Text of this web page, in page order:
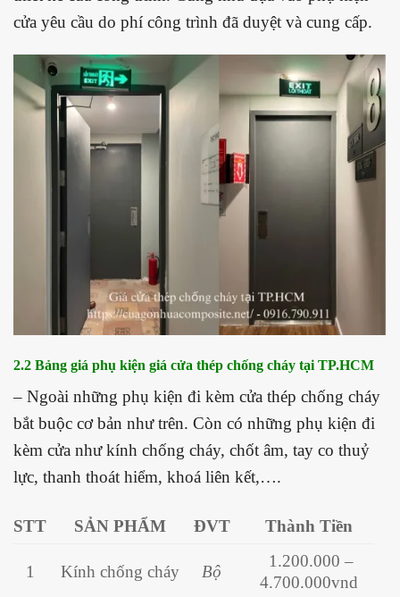
cửa yêu cầu do phí công trình đã duyệt và cung cấp.
2.2 Bảng giá phụ kiện giá cửa thép chống cháy tại TP.HCM
– Ngoài những phụ kiện đi kèm cửa thép chống cháy
bắt buộc cơ bản như trên. Còn có những phụ kiện đi
kèm cửa như kính chống cháy, chốt âm, tay co thuỷ
lực, thanh thoát hiểm, khoá liên kết,….
STT SẢN PHẨM ĐVT Thành Tiền
1 Kính chống cháy Bộ
1.200.000 –
4.700.000vnd